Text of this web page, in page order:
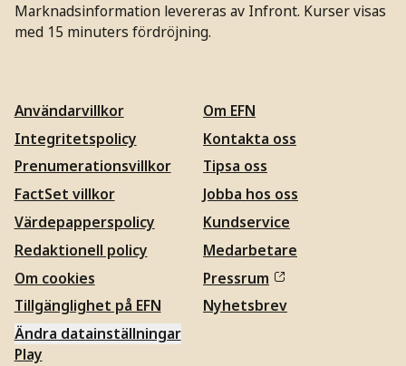
Marknadsinformation levereras av Infront. Kurser visas
med 15 minuters fördröjning.
Användarvillkor
Integritetspolicy
Prenumerationsvillkor
FactSet villkor
Värdepapperspolicy
Redaktionell policy
Om cookies
Tillgänglighet på EFN
Ändra datainställningar
Om EFN
Kontakta oss
Tipsa oss
Jobba hos oss
Kundservice
Medarbetare
Pressrum
Nyhetsbrev
Play